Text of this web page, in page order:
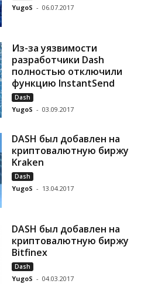
YugoS - 06.07.2017
Из-за уязвимости
разработчики Dash
полностью отключили
функцию InstantSend
Dash
YugoS - 03.09.2017
DASH был добавлен на
криптовалютную биржу
Kraken
Dash
YugoS - 13.04.2017
DASH был добавлен на
криптовалютную биржу
Bitfinex
Dash
YugoS - 04.03.2017